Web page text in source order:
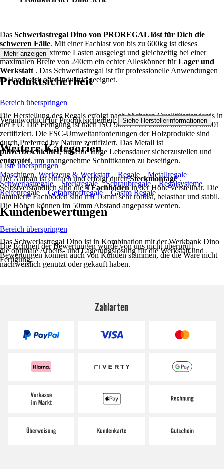
Das Schwerlastregal Dino von PROREGAL löst für Dich die
schweren Fälle. Mit einer Fachlast von bis zu 600kg ist dieses
Steckregal für extreme Lasten ausgelegt und gleichzeitig bei einer
maximalen Breite von 240cm ein echter Alleskönner fürLager und
Werkstatt . Das Schwerlastregal ist für professionelle Anwendungen
in Handwerk oder Industrie geeignet.
Die Herstellung des Regals erfolgt nach höchsten Qualitätsstandards in
der EU. Die Fertigung ist nach ISO 9001, ISO 28000 und ISO 50001
zertifiziert. Die FSC-Umweltanforderungen der Holzprodukte sind
durch Preferred by Nature zertifiziert. Das Metall ist
pulverbeschichtet, um eine lange Lebensdauer sicherzustellen und
entgratet, um unangenehme Schnittkanten zu beseitigen.
Der Aufbau ist einfach und erfolgt durchSteckmontage.
Selbstverständlich sind die4 Fachbödenin der Höhe verstellbar. Die
laminierte Fachböden sind mit 16mm sehr robust, belastbar und stabil.
Die Höhen können im 50mm Abstand angepasst werden.
Das Schwerlastregal Dino ist in Kombination mit der Werkbank Dino
die optimale Arbeits- und Lagerungslösung für die Werkstatt und
Fertigung.
Mehr anzeigen
Produktsicherheit
Bereich überspringen
Verantwortlich für Produktsicherheit: Siehe Herstellerinformationen .
Weitere Kategorien
Liste überspringen
Maschinen, Werkzeug & Werkstatt
Regale
Metallregale
Schwerlastregale
Steckregale Schraubregale
Regalsysteme
Reifenregale
Gefahrstoffregale Gastro Regale
Kundenbewertungen
Bereich überspringen
Die Echtheit der Bewertungen wurde von uns nicht überprüft.
Bewertungen können auch von Kunden stammen, die die Ware nicht
nachweislich genutzt oder gekauft haben.
Zahlarten